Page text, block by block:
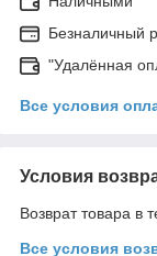
Безналичный
"Удалённая
Все условия
Условия
Возврат товара в
Все условия